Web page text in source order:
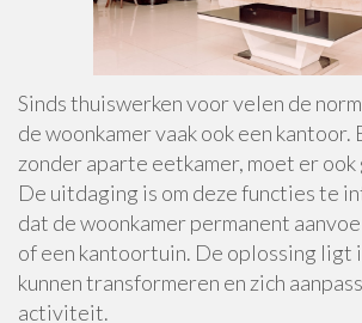
Sinds thuiswerken voor velen de
de woonkamer vaak ook een kantoor.
zonder aparte eetkamer, moet er
De uitdaging is om deze functies te
dat de woonkamer permanent
of een kantoortuin. De oplossing ligt
kunnen transformeren en zich
activiteit.